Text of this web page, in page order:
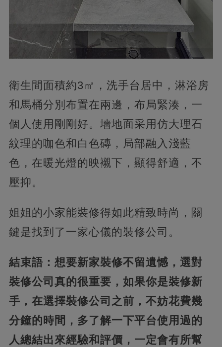
衛生間面積約3㎡，洗手台居中，淋浴房
和馬桶分別布置在兩邊，布局緊湊，一
個人使用剛剛好。墻地面采用仿大理石
紋理的咖色和白色磚，局部融入淺藍
色，在暖光燈的映襯下，顯得舒適，不
壓抑。
姐姐的小家能裝修得如此精致時尚，關
鍵是找到了一家心儀的裝修公司。
結束語：想要新家裝修不留遺憾，選對
裝修公司真的很重要，如果你是裝修新
手，在選擇裝修公司之前，不妨花費幾
分鐘的時間，多了解一下平台使用過的
人總結出來經驗和評價，一定會有所幫